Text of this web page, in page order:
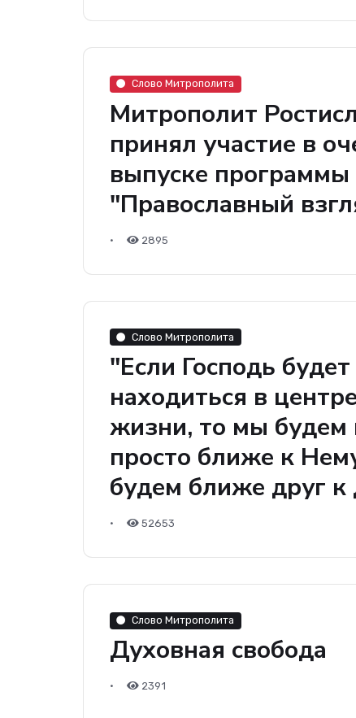
Слово Митрополита
Митрополит
принял участие в
выпуске программы
"Православный
• 2895
Слово Митрополита
"Если Господь будет
находиться в
жизни, то мы будем
просто ближе к
будем ближе друг к
• 52653
Слово Митрополита
Духовная свобода
• 2391